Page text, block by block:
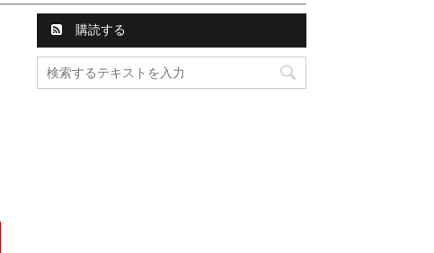
購読する